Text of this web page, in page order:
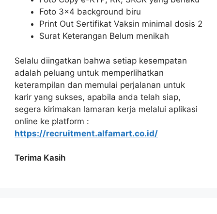
Foto 3×4 background biru
Print Out Sertifikat Vaksin minimal dosis 2
Surat Keterangan Belum menikah
Selalu diingatkan bahwa setiap kesempatan
adalah peluang untuk memperlihatkan
keterampilan dan memulai perjalanan untuk
karir yang sukses, apabila anda telah siap,
segera kirimakan lamaran kerja melalui aplikasi
online ke platform :
https://recruitment.alfamart.co.id/
Terima Kasih